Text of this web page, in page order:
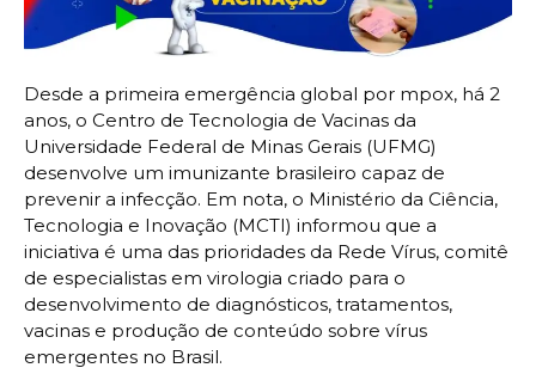
Desde a primeira emergência global por mpox, há 2
anos, o Centro de Tecnologia de Vacinas da
Universidade Federal de Minas Gerais (UFMG)
desenvolve um imunizante brasileiro capaz de
prevenir a infecção. Em nota, o Ministério da Ciência,
Tecnologia e Inovação (MCTI) informou que a
iniciativa é uma das prioridades da Rede Vírus, comitê
de especialistas em virologia criado para o
desenvolvimento de diagnósticos, tratamentos,
vacinas e produção de conteúdo sobre vírus
emergentes no Brasil.